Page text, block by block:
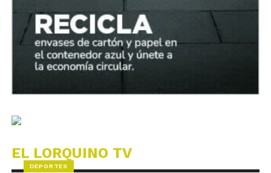
EL LORQUINO TV
DEPORTES